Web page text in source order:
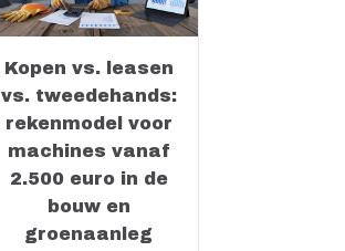
Kopen vs. leasen
vs. tweedehands:
rekenmodel voor
machines vanaf
2.500 euro in de
bouw en
groenaanleg